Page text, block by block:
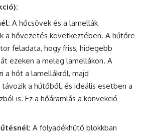
A hőcsövek és a lamellák
a hővezetés következtében. A hűtőre
feladata, hogy friss, hidegebb
ezeken a meleg lamellákon. A
a hőt a lamellákról, majd
a hűtőből, és ideális esetben a
is. Ez a hőáramlás a konvekció
A folyadékhűtő blokkban